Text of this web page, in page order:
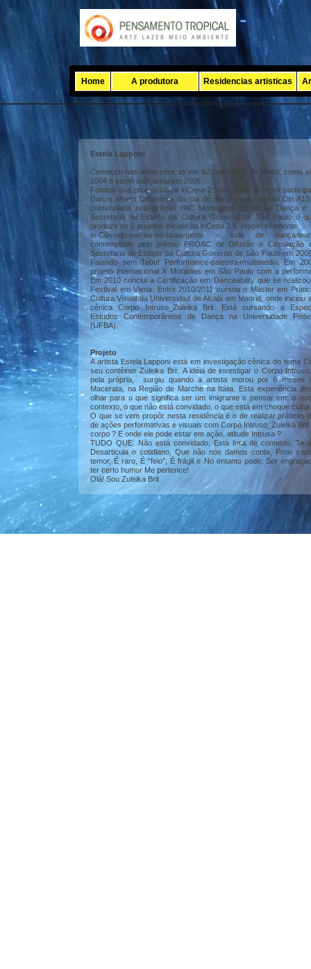
Estela Lapponi
Começou nas artes cênicas em 92 como atriz de teatro, como
2004 e como dançarina em 2005.
Fundou sua própria cia. a inCena 2.5 em 2005 após ter
Dance Meets Difference da cia de dança/teatro alemã Din
contenplada pelo prêmio PAC Montagem Inédita de Dança e
Secretaria de Estado da Cultura Governo de São Paulo o
produzir os 2 projetos iniciais da inCena 2.5, respectivamente:
in-Cômodo-ser-eu-só-tanta-gente – solo de dança/
contemplado pelo prêmio PROAC de Difusão e Circulação
Secretaria de Estado da Cultura Governo de São Paulo em
Falando sem Tabu! Performance-palestra+multimedia. Em
projeto internacional X Moradias em São Paulo com a
Em 2010 conclui a Certificação em Danceability que se
Festival em Viena. Entre 2010/2011 cursou o Máster em
Cultura Visual da Universidad de Alcalá em Madrid, onde iniciou
cênica Corpo Intruso_Zuleika Brit. Está cursando a
Estudos Contemporâneos de Dança na Universidade
(UFBA).
Projeto
A artista Estela Lapponi está em investigação cênica do tema
seu contêiner Zuleika Brit. A idéia de investigar o Corpo
pela própria, surgiu quando a artista morou por 6 meses
Macerata, na Região de Marche na Itália. Esta experiência
olhar para o que significa ser um imigrante e pensar em: o
contexto, o que não está convidado, o que está em choque
O que se vem propôr nesta residência é o de realizar práticas
de ações performativas e visuais com Corpo Intruso_Zuleika
corpo ? E onde ele pode estar em ação, atitude Intrusa ?
TUDO QUE: Não está convidado, Está fora de contexto, Te
Desarticula o cotidiano, Que não nos damos conta, Pode
temor, É raro, É “feio”, É frágil e No entanto pode: Ser
ter certo humor Me pertence!
Olá! Sou Zuleika Brit
Home Residencias artisticas
A produtora